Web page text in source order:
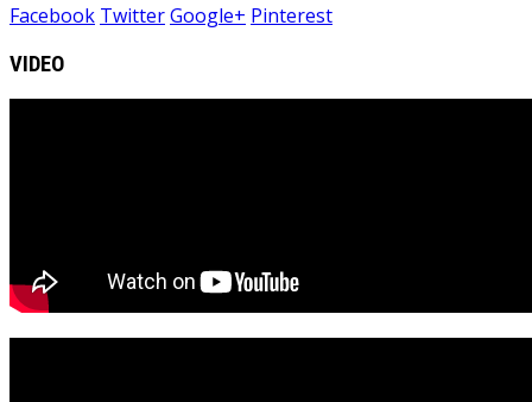
Facebook TwitterGoogle+ Pinterest
VIDEO